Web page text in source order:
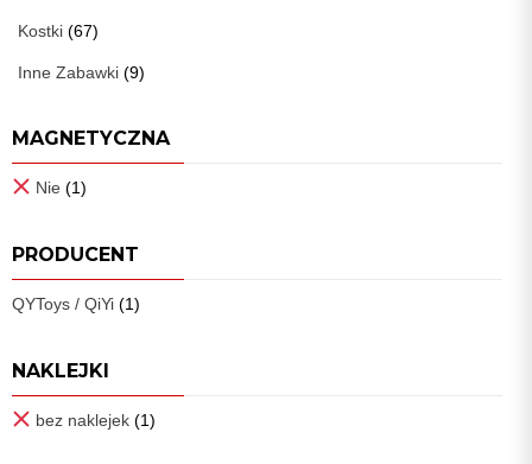
Kostki (67)
Inne Zabawki (9)
MAGNETYCZNA
Nie (1)
PRODUCENT
QYToys / QiYi (1)
NAKLEJKI
bez naklejek (1)